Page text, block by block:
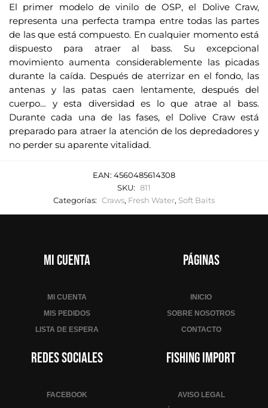
El primer modelo de vinilo de OSP, el Dolive Craw,
representa una perfecta trampa entre todas las partes
de las que está compuesto. En cualquier momento está
dispuesto para atraer al bass. Su excepcional
movimiento aumenta considerablemente las picadas
durante la caída. Después de aterrizar en el fondo, las
antenas y las patas caen lentamente, después del
cuerpo… y esta diversidad es lo que atrae al bass.
Durante cada una de las fases, el Dolive Craw está
preparado para atraer la atención de los depredadores y
no perder su aparente vitalidad.
EAN: 4560485614308
SKU: 811
Categorías: Craws, Fresh Water, Soft Baits
Mi cuenta
MI CUENTA
MIS PEDIDOS
LISTA DE ESPERA
Páginas
INICIO
SOBRE NOSOTROS
CONTACTO
Redes sociales
FACEBOOK
Fishing Import
AVISO LEGAL